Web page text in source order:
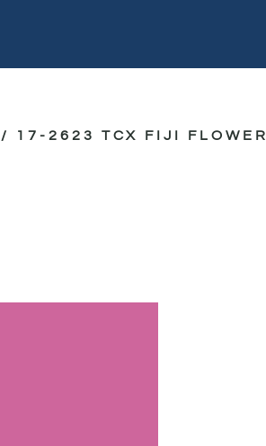
/ 17-2623 TCX FIJI FLOWER